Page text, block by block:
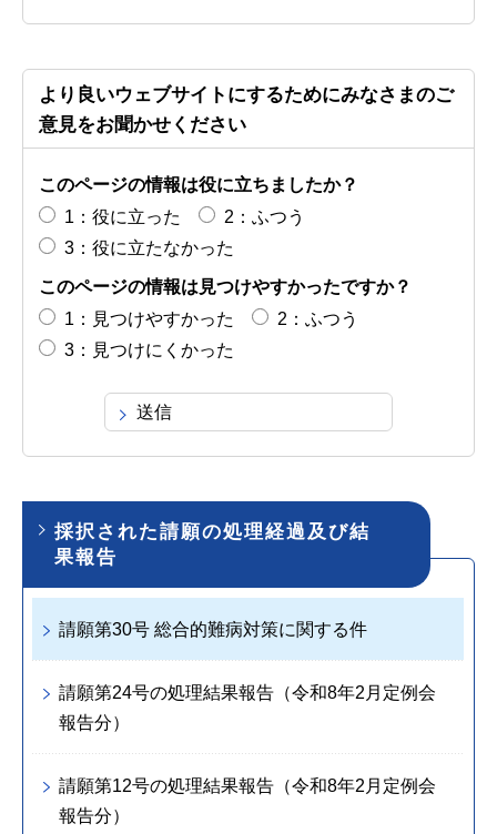
より良いウェブサイトにするためにみなさまのご
意見をお聞かせください
このページの情報は役に立ちましたか？
1：役に立った
2：ふつう
3：役に立たなかった
このページの情報は見つけやすかったですか？
1：見つけやすかった
2：ふつう
3：見つけにくかった
採択された請願の処理経過及び結
果報告
請願第30号 総合的難病対策に関する件
請願第24号の処理結果報告（令和8年2月定例会
報告分）
請願第12号の処理結果報告（令和8年2月定例会
報告分）